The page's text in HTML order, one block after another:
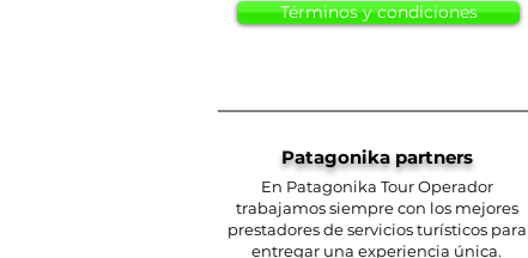
Términos y condiciones
Patagonika partners
En Patagonika Tour Operador
trabajamos siempre con los mejores
prestadores de servicios turísticos para
entregar una experiencia única.